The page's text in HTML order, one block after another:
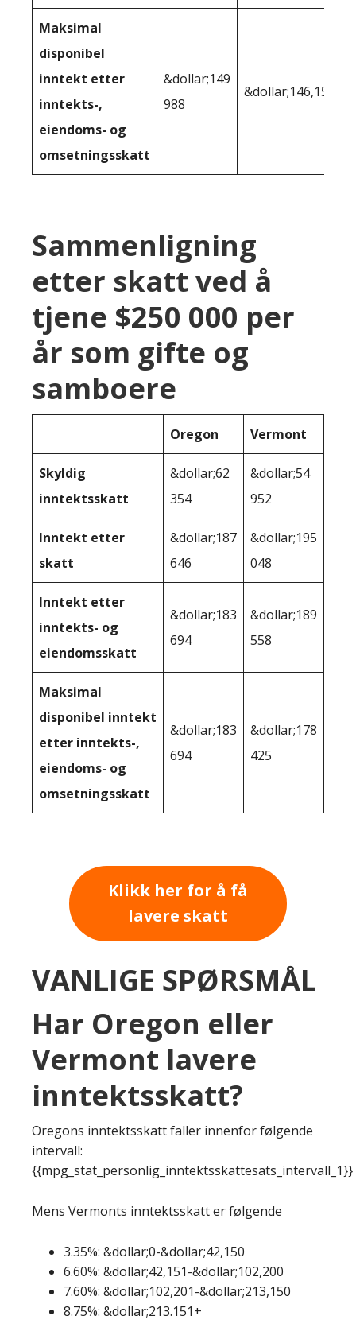
Maksimal
disponibel
inntekt etter
inntekts-,
eiendoms- og
omsetningsskatt
&dollar;149
988
&dollar;146,157
Sammenligning
etter skatt ved å
tjene $250 000 per
år som gifte og
samboere
Oregon Vermont
Skyldig
inntektsskatt
&dollar;62
354
&dollar;54
952
Inntekt etter
skatt
&dollar;187
646
&dollar;195
048
Inntekt etter
inntekts- og
eiendomsskatt
&dollar;183
694
&dollar;189
558
Maksimal
disponibel inntekt
etter inntekts-,
eiendoms- og
omsetningsskatt
&dollar;183
694
&dollar;178
425
Klikk her for å få
lavere skatt
VANLIGE SPØRSMÅL
Har Oregon eller
Vermont lavere
inntektsskatt?
Oregons inntektsskatt faller innenfor følgende
intervall:
{{mpg_stat_personlig_inntektsskattesats_intervall_1}}
Mens Vermonts inntektsskatt er følgende
3.35%: &dollar;0-&dollar;42,150
6.60%: &dollar;42,151-&dollar;102,200
7.60%: &dollar;102,201-&dollar;213,150
8.75%: &dollar;213.151+